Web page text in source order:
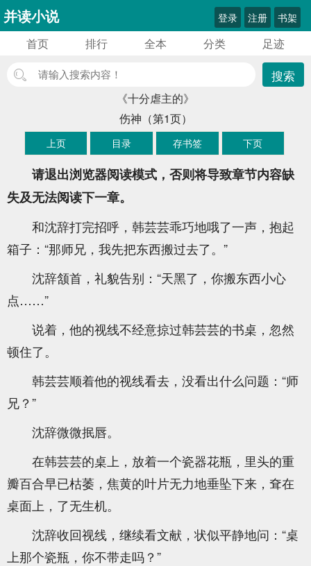
登录 注册 书架
并读小说
首页 排行 全本 分类 足迹
搜索
《十分虐主的》
伤神（第1页）
上页 目录 存书签 下页
请退出浏览器阅读模式，否则将导致章节内容缺
失及无法阅读下一章。
和沈辞打完招呼，韩芸芸乖巧地哦了一声，抱起
箱子：“那师兄，我先把东西搬过去了。”
沈辞颔首，礼貌告别：“天黑了，你搬东西小心
点……”
说着，他的视线不经意掠过韩芸芸的书桌，忽然
顿住了。
韩芸芸顺着他的视线看去，没看出什么问题：“师
兄？”
沈辞微微抿唇。
在韩芸芸的桌上，放着一个瓷器花瓶，里头的重
瓣百合早已枯萎，焦黄的叶片无力地垂坠下来，耷在
桌面上，了无生机。
沈辞收回视线，继续看文献，状似平静地问：“桌
上那个瓷瓶，你不带走吗？”